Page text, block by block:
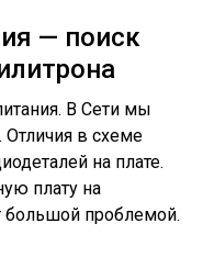
— поиск
В Сети мы
Отличия в схеме
на плате.
плату на
большой проблемой.